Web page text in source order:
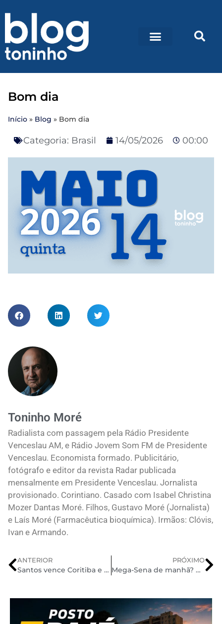
Bom dia
Início » Blog » Bom dia
Categoria: Brasil 14/05/2026 00:00
Toninho Moré
Radialista com passagem pela Rádio Presidente
Venceslau AM, e Rádio Jovem Som FM de Presidente
Venceslau. Economista formado. Publicitário,
fotógrafo e editor da revista Radar publicada
mensalmente em Presidente Venceslau. Jornalista
provisionado. Corintiano. Casado com Isabel Christina
Mozer Dantas Moré. Filhos, Gustavo Moré (Jornalista)
e Laís Moré (Farmacêutica bioquímica). Irmãos: Clóvis,
Ivan e Armando.
ANTERIOR
Santos vence Coritiba e segue na Copa do Brasil
PRÓXIMO
Mega-Sena de manhã? Sorteio especial de 200 milhões que não acumula terá horário diferente do habitual